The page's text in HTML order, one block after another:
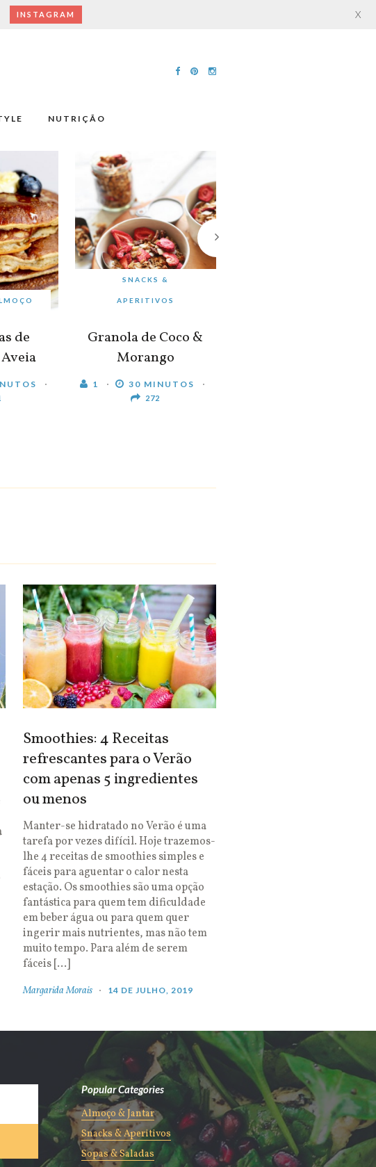
NUTRIÇÃO
de
SNACKS &
APERITIVOS
Granola de Coco &
Morango
1 30 MINUTOS
272
Smoothies: 4 Receitas
refrescantes para o Verão
com apenas 5 ingredientes
ou menos
Manter-se hidratado no Verão é uma
tarefa por vezes difícil. Hoje trazemos-
lhe 4 receitas de smoothies simples e
fáceis para aguentar o calor nesta
estação. Os smoothies são uma opção
fantástica para quem tem dificuldade
em beber água ou para quem quer
ingerir mais nutrientes, mas não tem
muito tempo. Para além de serem
fáceis […]
Margarida Morais 14 DE JULHO, 2019
Popular Categories
Almoço & Jantar
Snacks & Aperitivos
Sopas & Saladas
INSTAGRAM X